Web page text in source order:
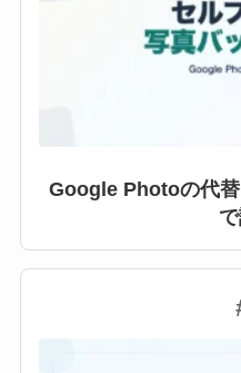
Google Photoの代